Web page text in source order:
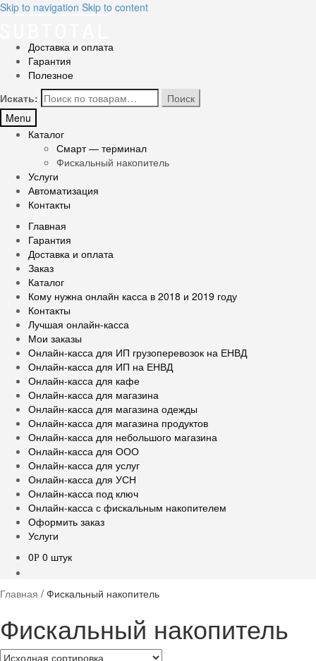
Skip to navigation Skip to content
Доставка и оплата
Гарантия
Полезное
Искать:
Поиск
Menu
Каталог
Смарт — терминал
Фискальный накопитель
Услуги
Автоматизация
Контакты
Главная
Гарантия
Доставка и оплата
Заказ
Каталог
Кому нужна онлайн касса в 2018 и 2019 году
Контакты
Лучшая онлайн-касса
Мои заказы
Онлайн-касса для ИП грузоперевозок на ЕНВД
Онлайн-касса для ИП на ЕНВД
Онлайн-касса для кафе
Онлайн-касса для магазина
Онлайн-касса для магазина одежды
Онлайн-касса для магазина продуктов
Онлайн-касса для небольшого магазина
Онлайн-касса для ООО
Онлайн-касса для услуг
Онлайн-касса для УСН
Онлайн-касса под ключ
Онлайн-касса с фискальным накопителем
Оформить заказ
Услуги
0Р 0 штук
Главная / Фискальный накопитель
Фискальный накопитель